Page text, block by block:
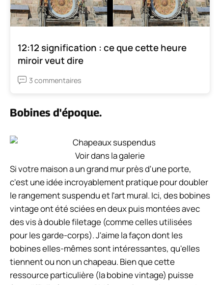
12:12 signification : ce que cette heure
miroir veut dire
3 commentaires
Bobines d'époque.
Voir dans la galerie
Si votre maison a un grand mur près d'une porte,
c'est une idée incroyablement pratique pour doubler
le rangement suspendu et l'art mural. Ici, des bobines
vintage ont été sciées en deux puis montées avec
des vis à double filetage (comme celles utilisées
pour les garde-corps). J'aime la façon dont les
bobines elles-mêmes sont intéressantes, qu'elles
tiennent ou non un chapeau. Bien que cette
ressource particulière (la bobine vintage) puisse